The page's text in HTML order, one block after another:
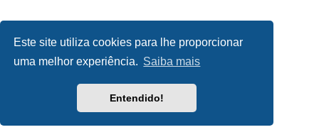
Este site utiliza cookies para lhe proporcionar
uma melhor experiência. Saiba mais
Entendido!